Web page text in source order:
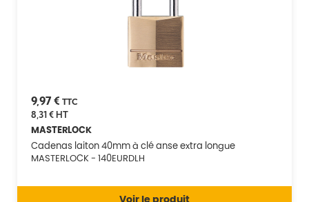
9,97 € TTC
8,31 €HT
MASTERLOCK
Cadenas laiton 40mm à clé anse extra longue
MASTERLOCK - 140EURDLH
Voir le produit